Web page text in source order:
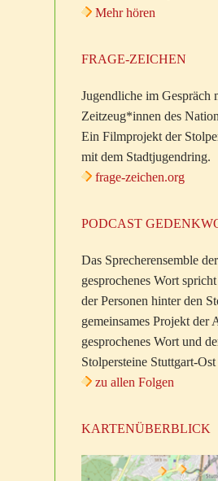
Mehr hören
FRAGE-ZEICHEN
Jugendliche im Gespräch
Zeitzeug*innen des
Ein Filmprojekt der
mit dem Stadtjugendring.
frage-zeichen.org
PODCAST
Das Sprecherensemble
gesprochenes Wort
der Personen hinter den
gemeinsames Projekt der
gesprochenes Wort und
Stolpersteine Stuttgart-Ost
zu allen Folgen
KARTENÜBERBLICK